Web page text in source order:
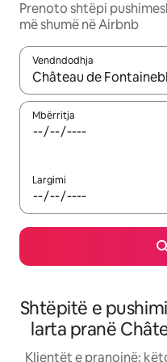
Prenoto shtëpi
më shumë në Airbnb
Vendndodhja
Kur rezultatet të jenë të
Mbërritja
Largimi
Shtëpitë e
larta pranë
Klientët e pranojnë: